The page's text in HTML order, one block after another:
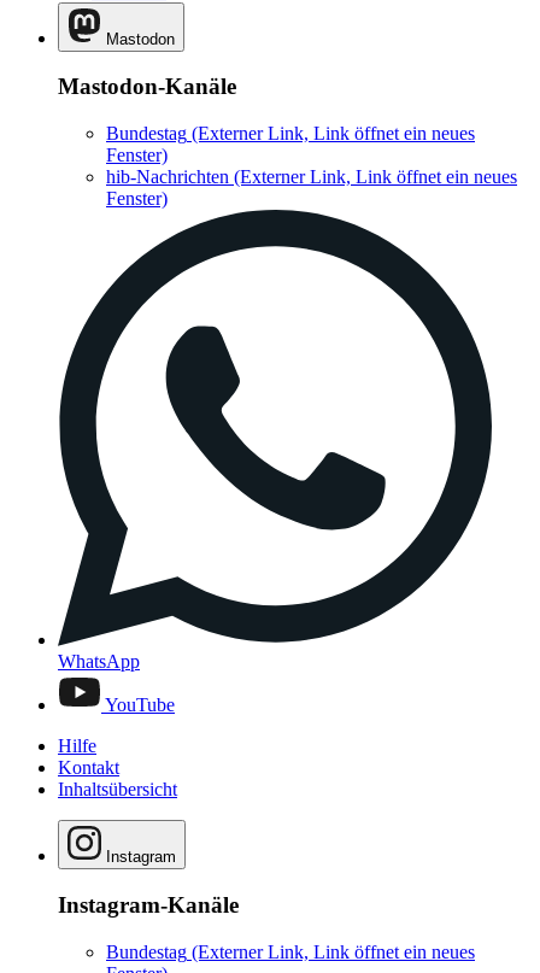
Mastodon
Mastodon-Kanäle
Bundestag (Externer Link, Link öffnet ein neues
Fenster)
hib-Nachrichten (Externer Link, Link öffnet ein neues
Fenster)
WhatsApp
YouTube
Hilfe
Kontakt
Inhaltsübersicht
Instagram
Instagram-Kanäle
Bundestag (Externer Link, Link öffnet ein neues